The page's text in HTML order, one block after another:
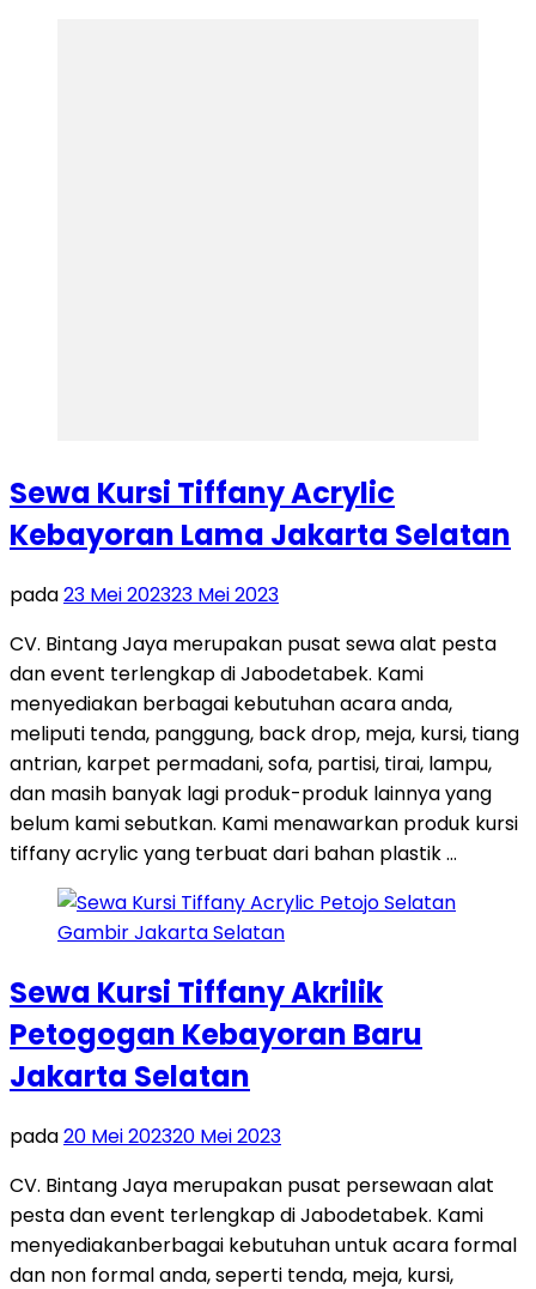
Sewa Kursi Tiffany Acrylic
Kebayoran Lama Jakarta Selatan
pada23 Mei 202323 Mei 2023
CV. Bintang Jaya merupakan pusat sewa alat pesta
dan event terlengkap di Jabodetabek. Kami
menyediakan berbagai kebutuhan acara anda,
meliputi tenda, panggung, back drop, meja, kursi, tiang
antrian, karpet permadani, sofa, partisi, tirai, lampu,
dan masih banyak lagi produk-produk lainnya yang
belum kami sebutkan. Kami menawarkan produk kursi
tiffany acrylic yang terbuat dari bahan plastik …
Sewa Kursi Tiffany Akrilik
Petogogan Kebayoran Baru
Jakarta Selatan
pada20 Mei 202320 Mei 2023
CV. Bintang Jaya merupakan pusat persewaan alat
pesta dan event terlengkap di Jabodetabek. Kami
menyediakanberbagai kebutuhan untuk acara formal
dan non formal anda, seperti tenda, meja, kursi,